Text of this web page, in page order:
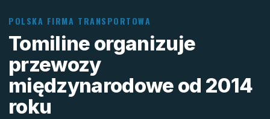
POLSKA FIRMA TRANSPORTOWA
Tomiline organizuje
przewozy
międzynarodowe od 2014
roku